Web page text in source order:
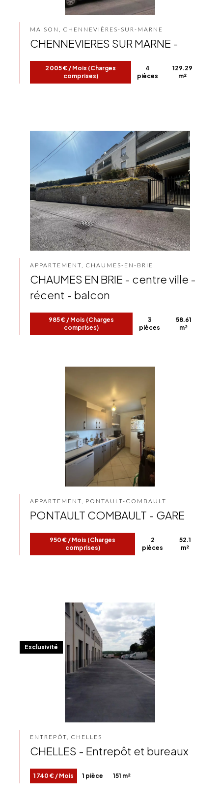
MAISON, CHENNEVIÈRES-SUR-MARNE
CHENNEVIERES SUR MARNE -
2 005 € / Mois (Charges
comprises)
4
pièces
129.29
m²
APPARTEMENT, CHAUMES-EN-BRIE
CHAUMES EN BRIE - centre ville -
récent - balcon
985 € / Mois (Charges
comprises)
3
pièces
58.61
m²
APPARTEMENT, PONTAULT-COMBAULT
PONTAULT COMBAULT - GARE
950 € / Mois (Charges
comprises)
2
pièces
52.1
m²
ENTREPÔT, CHELLES
CHELLES - Entrepôt et bureaux
1 740 € / Mois 1 pièce 151 m²
Exclusivité